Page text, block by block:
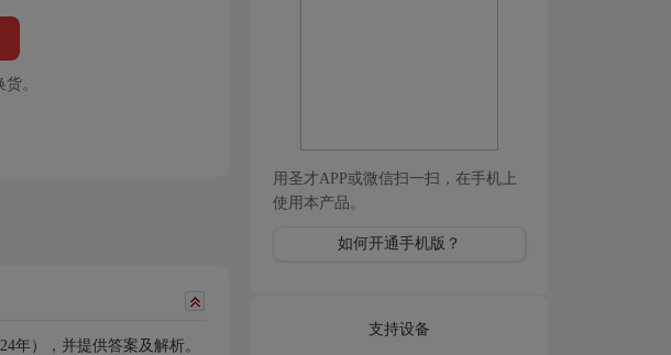
。
年），并提供答案及解析。
用圣才APP或微信扫一扫，在手机上
使用本产品。
如何开通手机版？
支持设备